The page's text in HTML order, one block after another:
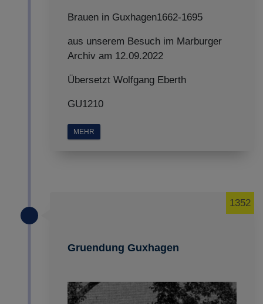
Brauen in Guxhagen1662-1695
aus unserem Besuch im Marburger
Archiv am 12.09.2022
Übersetzt Wolfgang Eberth
GU1210
MEHR
Gruendung Guxhagen
1352